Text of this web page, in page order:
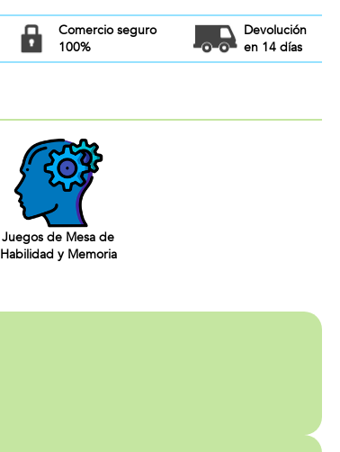
Comercio seguro
100%
Devolución
en 14 días
Juegos de Mesa de
Habilidad y Memoria